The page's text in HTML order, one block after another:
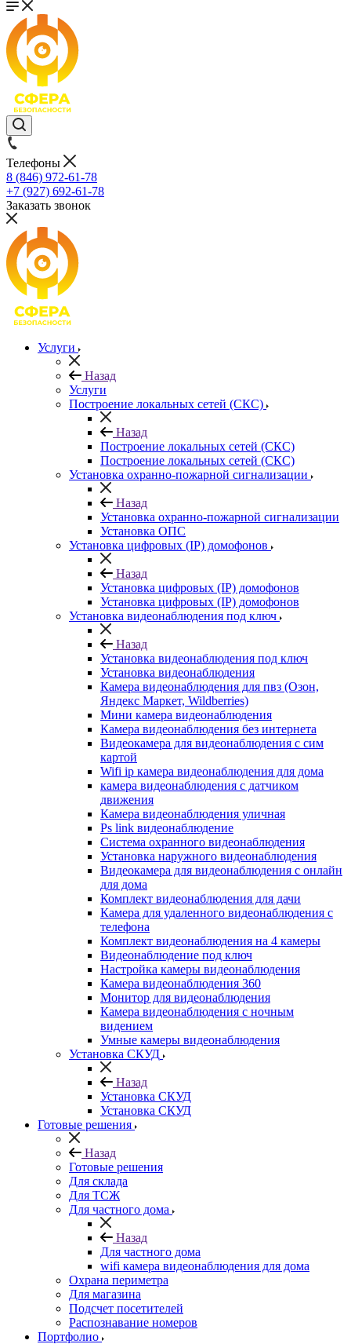
Телефоны
8 (846) 972-61-78
+7 (927) 692-61-78
Заказать звонок
Услуги
Назад
Услуги
Построение локальных сетей (СКС)
Назад
Построение локальных сетей (СКС)
Построение локальных сетей (СКС)
Установка охранно-пожарной сигнализации
Назад
Установка охранно-пожарной сигнализации
Установка ОПС
Установка цифровых (IP) домофонов
Назад
Установка цифровых (IP) домофонов
Установка цифровых (IP) домофонов
Установка видеонаблюдения под ключ
Назад
Установка видеонаблюдения под ключ
Установка видеонаблюдения
Камера видеонаблюдения для пвз (Озон,
Яндекс Маркет, Wildberries)
Мини камера видеонаблюдения
Камера видеонаблюдения без интернета
Видеокамера для видеонаблюдения с сим
картой
Wifi ip камера видеонаблюдения для дома
камера видеонаблюдения с датчиком
движения
Камера видеонаблюдения уличная
Ps link видеонаблюдение
Система охранного видеонаблюдения
Установка наружного видеонаблюдения
Видеокамера для видеонаблюдения с онлайн
для дома
Комплект видеонаблюдения для дачи
Камера для удаленного видеонаблюдения с
телефона
Комплект видеонаблюдения на 4 камеры
Видеонаблюдение под ключ
Настройка камеры видеонаблюдения
Камера видеонаблюдения 360
Монитор для видеонаблюдения
Камера видеонаблюдения с ночным
видением
Умные камеры видеонаблюдения
Установка СКУД
Назад
Установка СКУД
Установка СКУД
Готовые решения
Назад
Готовые решения
Для склада
Для ТСЖ
Для частного дома
Назад
Для частного дома
wifi камера видеонаблюдения для дома
Охрана периметра
Для магазина
Подсчет посетителей
Распознавание номеров
Портфолио